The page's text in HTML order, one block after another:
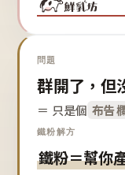
問題
群開了，但
＝ 只是個 布告
鐵粉解方
鐵粉＝幫你